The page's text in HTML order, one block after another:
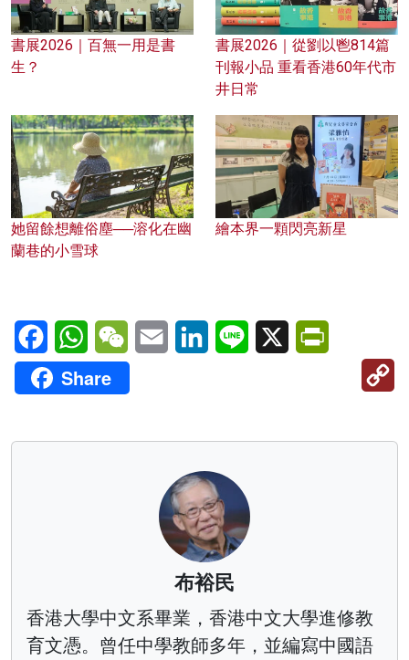
書展2026｜百無一用是書
生？
書展2026｜從劉以鬯814篇
刊報小品 重看香港60年代市
井日常
她留餘想離俗塵──溶化在幽
蘭巷的小雪球
繪本界一顆閃亮新星
FacebookWhatsAppWeChatEmail LinkedInLine X
Share
布裕民
香港大學中文系畢業，香港中文大學進修教
育文憑。曾任中學教師多年，並編寫中國語